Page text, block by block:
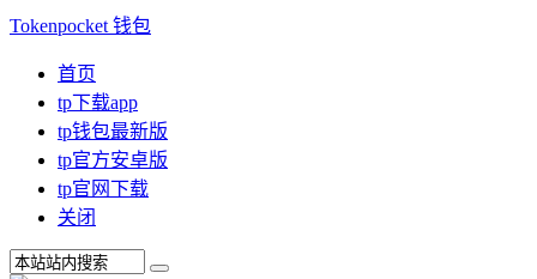
Tokenpocket 钱包
首页
tp下载app
tp钱包最新版
tp官方安卓版
tp官网下载
关闭